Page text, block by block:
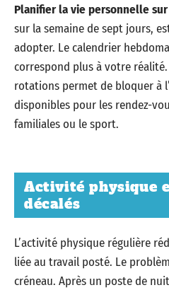
Planifier la vie personnelle
sur la semaine de sept jours,
adopter. Le calendrier
correspond plus à votre
rotations permet de bloquer à
disponibles pour les rendez-
familiales ou le sport.
Activité physique
décalés
L’activité physique régulière
liée au travail posté. Le
créneau. Après un poste de